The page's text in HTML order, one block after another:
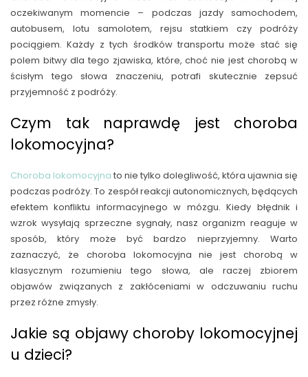
oczekiwanym momencie – podczas jazdy samochodem,
autobusem, lotu samolotem, rejsu statkiem czy podróży
pociągiem. Każdy z tych środków transportu może stać się
polem bitwy dla tego zjawiska, które, choć nie jest chorobą w
ścisłym tego słowa znaczeniu, potrafi skutecznie zepsuć
przyjemność z podróży.
Czym tak naprawdę jest choroba
lokomocyjna?
Choroba lokomocyjna to nie tylko dolegliwość, która ujawnia się
podczas podróży. To zespół reakcji autonomicznych, będących
efektem konfliktu informacyjnego w mózgu. Kiedy błędnik i
wzrok wysyłają sprzeczne sygnały, nasz organizm reaguje w
sposób, który może być bardzo nieprzyjemny. Warto
zaznaczyć, że choroba lokomocyjna nie jest chorobą w
klasycznym rozumieniu tego słowa, ale raczej zbiorem
objawów związanych z zakłóceniami w odczuwaniu ruchu
przez różne zmysły.
Jakie są objawy choroby lokomocyjnej
u dzieci?